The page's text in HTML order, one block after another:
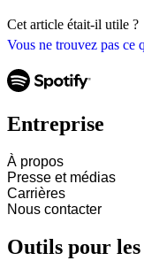
Vous ne trouvez pas ce
Cet article était-il utile ?
Entreprise
À propos
Presse et médias
Carrières
Nous contacter
Outils pour